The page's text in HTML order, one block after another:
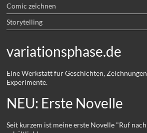
Comic zeichnen
Storytelling
variationsphase.de
Eine Werkstatt für Geschichten,
Experimente.
NEU: Erste Novelle
Seit kurzem ist meine erste Novelle "Ruf